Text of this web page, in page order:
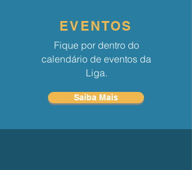
EVENTOS
Fique por dentro do
calendário de eventos da
Liga.
Saiba Mais